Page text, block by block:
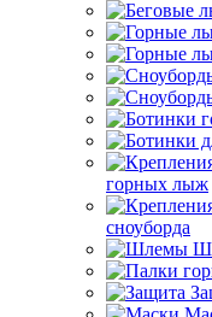
горных лыж
сноуборда